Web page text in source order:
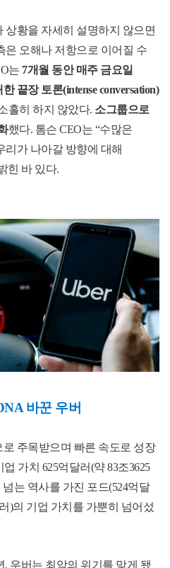
상황을 자세히 설명하지 않으면
은 오해나 저항으로 이어질 수
는 7개월 동안 매주 금요일
끝장 토론(intense conversation)
홀히 하지 않았다. 소그룹으로
했다. 톰슨 CEO는 “수많은
리가 나아갈 방향에 대해
힌 바 있다.
바꾼 우버
주목받으며 빠른 속도로 성장
업 가치 625억달러(약83조3625
넘는 역사를 가진 포드(524억달
)의 기업 가치를 가뿐히 넘어섰
, 우버는 최악의 위기를 맞게 됐